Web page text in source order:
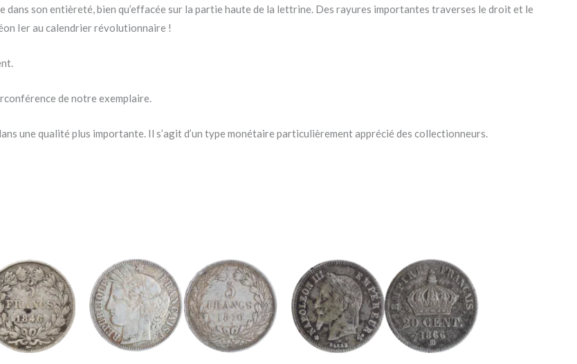
dans son entièreté, bien qu’effacée sur la partie haute de la lettrine. Des rayures importantes traverses le droit et le
Ier au calendrier révolutionnaire !
de notre exemplaire.
une qualité plus importante. Il s’agit d’un type monétaire particulièrement apprécié des collectionneurs.